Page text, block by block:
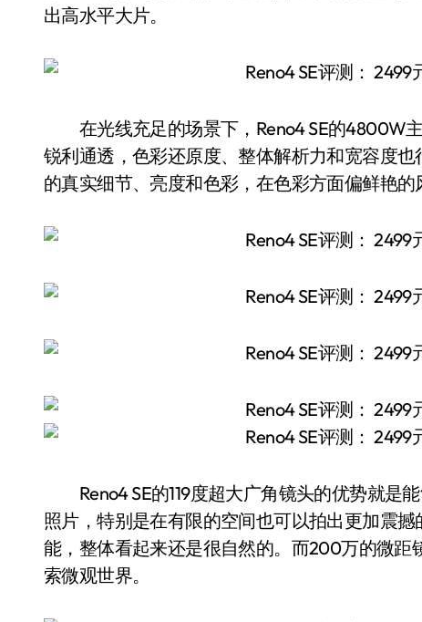
出高水平大片。
在光线充足的场景下，Reno4 SE的4800W
锐利通透，色彩还原度、整体解析力和宽容度
的真实细节、亮度和色彩，在色彩方面偏鲜艳的
Reno4 SE的119度超大广角镜头的优势就是
照片，特别是在有限的空间也可以拍出更加震
能，整体看起来还是很自然的。而200万的微
索微观世界。